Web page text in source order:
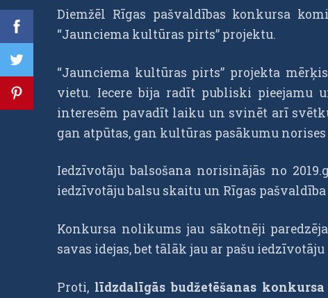
Diemžēl Rīgas pašvaldības konkursa
“Jaunciema kultūras pirts” projektu.
“Jaunciema kultūras pirts” projekta
vietu. Iecere bija radīt publiski pieejamu
interesēm pavadīt laiku un svinēt arī
gan atpūtas, gan kultūras pasākumu
Iedzīvotāju balsošana norisinājās no
iedzīvotāju balsu skaitu un Rīgas
Konkursa nolikums jau sākotnēji
savas idejas, bet tālāk jau ar pašu
Proti, līdzdalīgās budžetēšanas